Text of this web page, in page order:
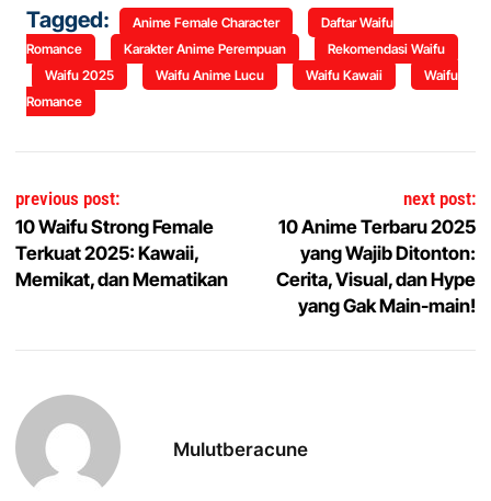
Tagged: Anime Female Character
Daftar Waifu
Romance
Karakter Anime Perempuan
Rekomendasi Waifu
Waifu 2025
Waifu Anime Lucu Waifu Kawaii
Waifu
Romance
Navigasi pos
previous post:
10 Waifu Strong Female
Terkuat 2025: Kawaii,
Memikat, dan Mematikan
next post:
10 Anime Terbaru 2025
yang Wajib Ditonton:
Cerita, Visual, dan Hype
yang Gak Main-main!
Mulutberacune